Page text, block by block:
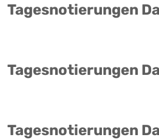
Tagesnotierungen
Tagesnotierungen
Tagesnotierungen